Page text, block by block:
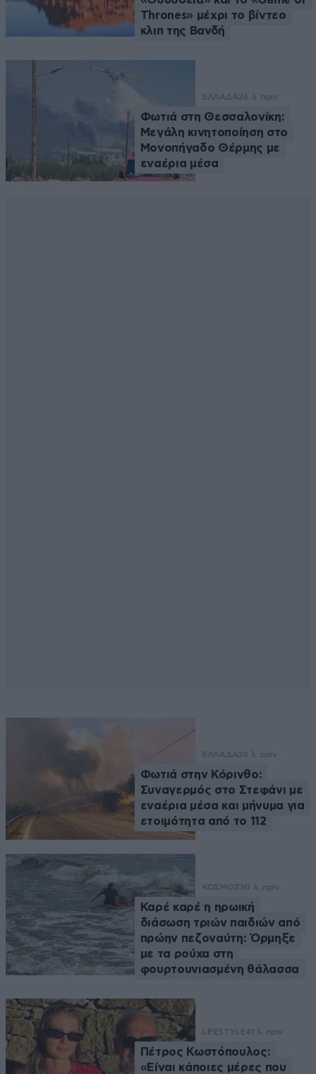
Thrones» μέχρι το βίντεο
κλιπ της Βανδή
ΕΛΛΑΔΑ26 λ. πριν
Φωτιά στη Θεσσαλονίκη:
Μεγάλη κινητοποίηση στο
Μονοπήγαδο Θέρμης με
εναέρια μέσα
ΕΛΛΑΔΑ30 λ. πριν
Φωτιά στην Κόρινθο:
Συναγερμός στο Στεφάνι με
εναέρια μέσα και μήνυμα για
ετοιμότητα από το 112
ΚΟΣΜΟΣ30 λ. πριν
Καρέ καρέ η ηρωική
διάσωση τριών παιδιών από
πρώην πεζοναύτη: Όρμηξε
με τα ρούχα στη
φουρτουνιασμένη θάλασσα
LIFESTYLE41 λ. πριν
Πέτρος Κωστόπουλος:
«Είναι κάποιες μέρες που